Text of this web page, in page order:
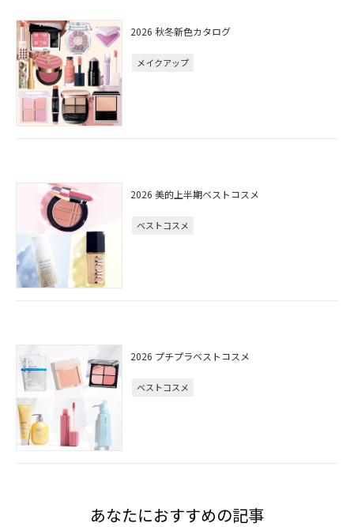
2026 秋冬新色カタログ
メイクアップ
2026 美的上半期ベストコスメ
ベストコスメ
2026 プチプラベストコスメ
ベストコスメ
あなたにおすすめの記事